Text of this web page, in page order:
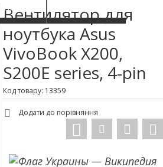
Вентилятор для
ноутбука Asus
VivoBook X200,
S200E series, 4-pin
Код товару: 13359
Додати до порівняння